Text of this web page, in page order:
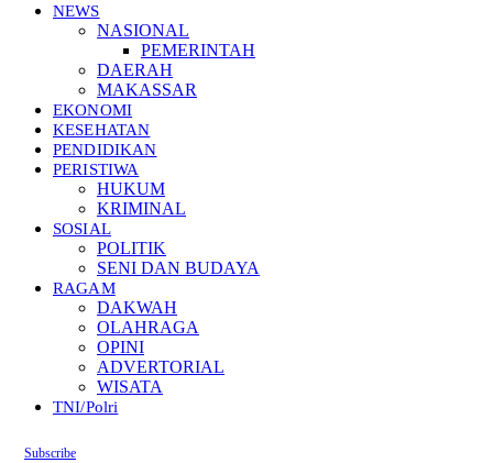
NEWS
NASIONAL
PEMERINTAH
DAERAH
MAKASSAR
EKONOMI
KESEHATAN
PENDIDIKAN
PERISTIWA
HUKUM
KRIMINAL
SOSIAL
POLITIK
SENI DAN BUDAYA
RAGAM
DAKWAH
OLAHRAGA
OPINI
ADVERTORIAL
WISATA
TNI/Polri
Subscribe